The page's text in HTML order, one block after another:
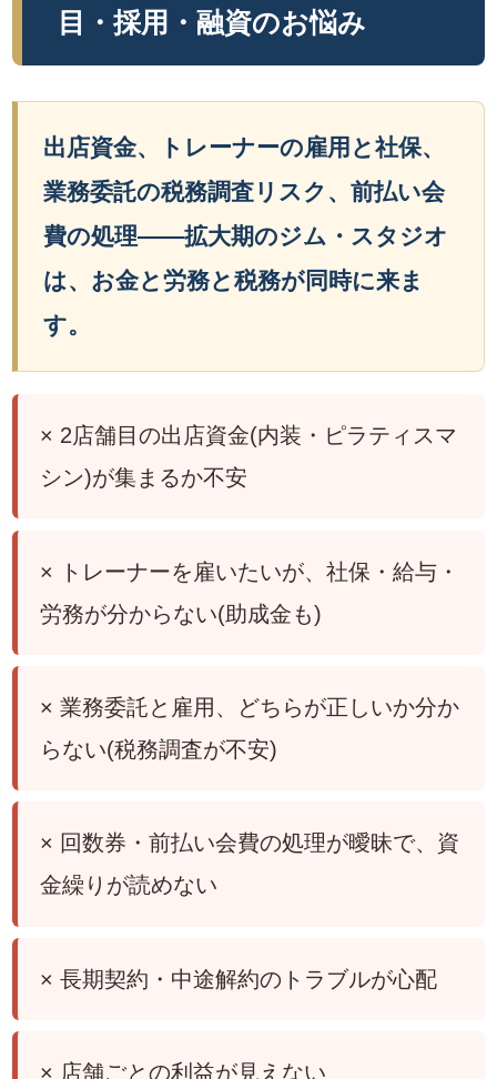
目・採用・融資のお悩み
出店資金、トレーナーの雇用と社保、
業務委託の税務調査リスク、前払い会
費の処理——拡大期のジム・スタジオ
は、お金と労務と税務が同時に来ま
す。
× 2店舗目の出店資金(内装・ピラティスマ
シン)が集まるか不安
× トレーナーを雇いたいが、社保・給与・
労務が分からない(助成金も)
× 業務委託と雇用、どちらが正しいか分か
らない(税務調査が不安)
× 回数券・前払い会費の処理が曖昧で、資
金繰りが読めない
× 長期契約・中途解約のトラブルが心配
× 店舗ごとの利益が見えない